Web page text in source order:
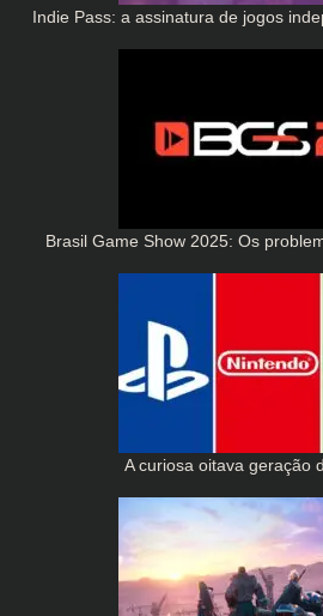
Indie Pass: a assinatura de jogos
Brasil Game Show 2025: Os
A curiosa oitava geração